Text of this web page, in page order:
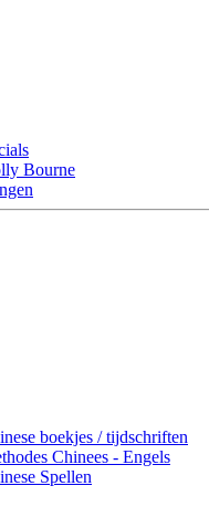
Bourne
boekjes / tijdschriften
Chinees - Engels
Spellen